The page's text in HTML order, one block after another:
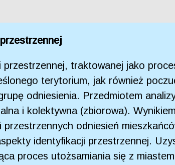
przestrzennej, traktowanej jako
terytorium, jak również
odniesienia. Przedmiotem
i kolektywna (zbiorowa).
odniesień
identyfikacji przestrzennej.
proces utożsamiania się z